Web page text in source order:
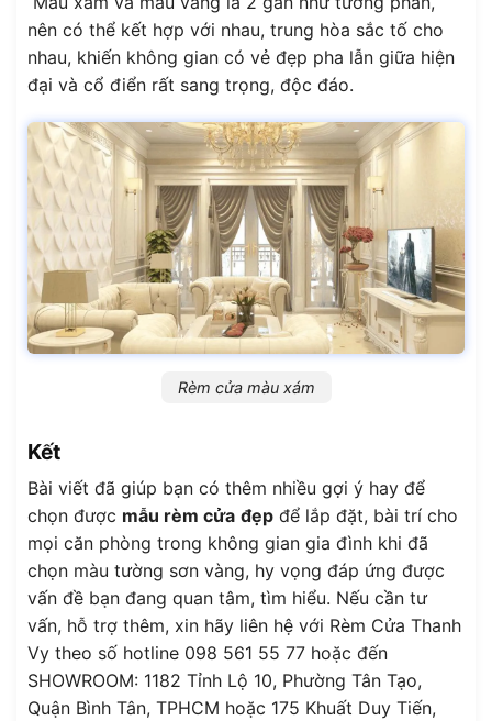
nên có thể kết hợp với nhau, trung hòa sắc tố cho
nhau, khiến không gian có vẻ đẹp pha lẫn giữa hiện
đại và cổ điển rất sang trọng, độc đáo.
Rèm cửa màu xám
Kết
Bài viết đã giúp bạn có thêm nhiều gợi ý hay để
chọn được mẫu rèm cửa đẹp để lắp đặt, bài trí cho
mọi căn phòng trong không gian gia đình khi đã
chọn màu tường sơn vàng, hy vọng đáp ứng được
vấn đề bạn đang quan tâm, tìm hiểu. Nếu cần tư
vấn, hỗ trợ thêm, xin hãy liên hệ với Rèm Cửa Thanh
Vy theo số hotline 098 561 55 77 hoặc đến
SHOWROOM: 1182 Tỉnh Lộ 10, Phường Tân Tạo,
Quận Bình Tân, TPHCM hoặc 175 Khuất Duy Tiến,